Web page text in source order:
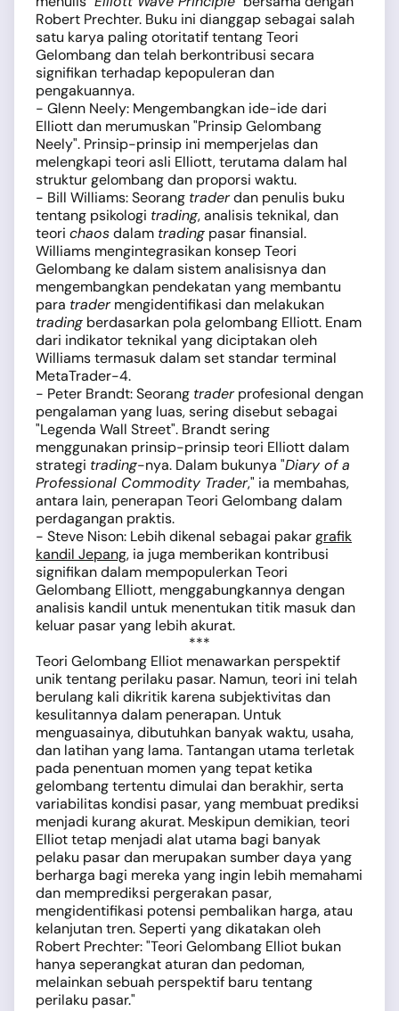
Robert Prechter. Buku ini dianggap sebagai salah
satu karya paling otoritatif tentang Teori
Gelombang dan telah berkontribusi secara
signifikan terhadap kepopuleran dan
pengakuannya.
- Glenn Neely: Mengembangkan ide-ide dari
Elliott dan merumuskan "Prinsip Gelombang
Neely". Prinsip-prinsip ini memperjelas dan
melengkapi teori asli Elliott, terutama dalam hal
struktur gelombang dan proporsi waktu.
- Bill Williams: Seorang traderdan penulis buku
tentang psikologi trading, analisis teknikal, dan
teori chaosdalam trading pasar finansial.
Williams mengintegrasikan konsep Teori
Gelombang ke dalam sistem analisisnya dan
mengembangkan pendekatan yang membantu
para tradermengidentifikasi dan melakukan
trading berdasarkan pola gelombang Elliott. Enam
dari indikator teknikal yang diciptakan oleh
Williams termasuk dalam set standar terminal
MetaTrader-4.
- Peter Brandt: Seorang traderprofesional dengan
pengalaman yang luas, sering disebut sebagai
"Legenda Wall Street". Brandt sering
menggunakan prinsip-prinsip teori Elliott dalam
strategi trading-nya. Dalam bukunya "Diary of a
Professional Commodity Trader," ia membahas,
antara lain, penerapan Teori Gelombang dalam
perdagangan praktis.
- Steve Nison: Lebih dikenal sebagai pakargrafik
kandil Jepang, ia juga memberikan kontribusi
signifikan dalam mempopulerkan Teori
Gelombang Elliott, menggabungkannya dengan
analisis kandil untuk menentukan titik masuk dan
keluar pasar yang lebih akurat.
***
Teori Gelombang Elliot menawarkan perspektif
unik tentang perilaku pasar. Namun, teori ini telah
berulang kali dikritik karena subjektivitas dan
kesulitannya dalam penerapan. Untuk
menguasainya, dibutuhkan banyak waktu, usaha,
dan latihan yang lama. Tantangan utama terletak
pada penentuan momen yang tepat ketika
gelombang tertentu dimulai dan berakhir, serta
variabilitas kondisi pasar, yang membuat prediksi
menjadi kurang akurat. Meskipun demikian, teori
Elliot tetap menjadi alat utama bagi banyak
pelaku pasar dan merupakan sumber daya yang
berharga bagi mereka yang ingin lebih memahami
dan memprediksi pergerakan pasar,
mengidentifikasi potensi pembalikan harga, atau
kelanjutan tren. Seperti yang dikatakan oleh
Robert Prechter: "Teori Gelombang Elliot bukan
hanya seperangkat aturan dan pedoman,
melainkan sebuah perspektif baru tentang
perilaku pasar."